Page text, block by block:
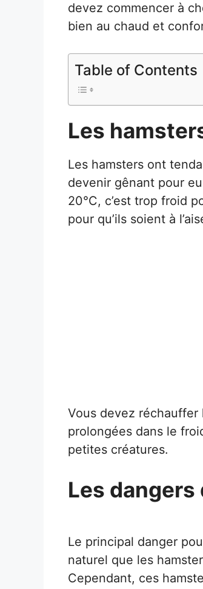
devez commencer à
bien au chaud et
Table of Contents
Les
Les hamsters ont
devenir gênant pour
20°C, c’est trop froid
pour qu’ils soient à
Vous devez réchauffer
prolongées dans le
petites créatures.
Les dangers
Le principal danger
naturel que les
Cependant, ces